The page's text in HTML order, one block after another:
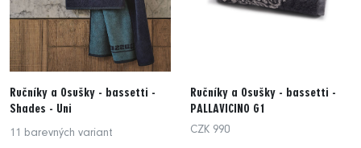
Ručníky a Osušky - bassetti -
Shades - Uni
11 barevných variant
Ručníky a Osušky - bassetti -
PALLAVICINO G1
CZK 990